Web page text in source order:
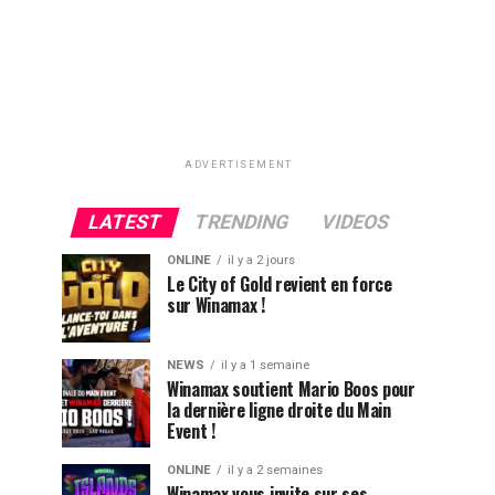
ADVERTISEMENT
LATEST TRENDING VIDEOS
ONLINE il y a 2 jours
Le City of Gold revient en force
sur Winamax !
NEWS il y a 1 semaine
Winamax soutient Mario Boos pour
la dernière ligne droite du Main
Event !
ONLINE il y a 2 semaines